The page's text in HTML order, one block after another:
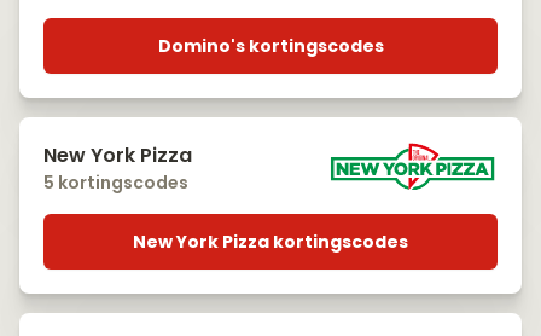
Domino's kortingscodes
New York Pizza
5 kortingscodes
New York Pizza kortingscodes